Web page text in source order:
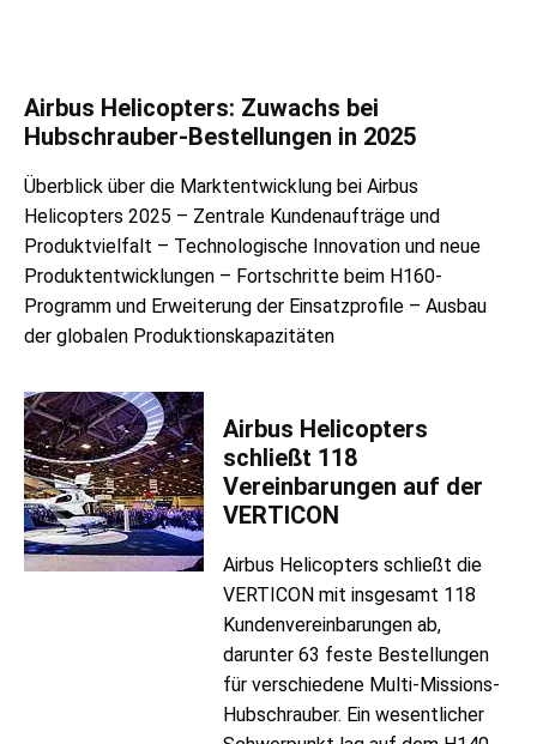
Airbus Helicopters: Zuwachs bei
Hubschrauber-Bestellungen in 2025
Überblick über die Marktentwicklung bei Airbus
Helicopters 2025 – Zentrale Kundenaufträge und
Produktvielfalt – Technologische Innovation und neue
Produktentwicklungen – Fortschritte beim H160-
Programm und Erweiterung der Einsatzprofile – Ausbau
der globalen Produktionskapazitäten
Airbus Helicopters
schließt 118
Vereinbarungen auf der
VERTICON
Airbus Helicopters schließt die
VERTICON mit insgesamt 118
Kundenvereinbarungen ab,
darunter 63 feste Bestellungen
für verschiedene Multi-Missions-
Hubschrauber. Ein wesentlicher